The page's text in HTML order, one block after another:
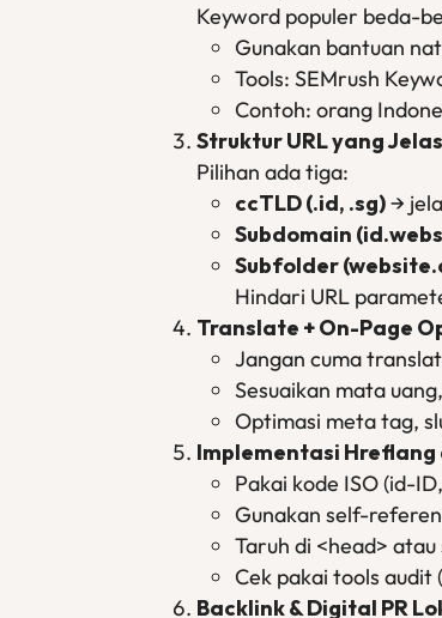
Keyword populer beda-
Gunakan bantuan
Tools: SEMrush
Contoh: orang
Struktur URL yang Jelas
Pilihan ada tiga:
ccTLD (.id, .sg)→
Subdomain
Subfolder
Hindari URL
Translate + On-Page
Jangan cuma
Sesuaikan mata
Optimasi meta tag,
Implementasi Hreflang
Pakai kode ISO (id-
Gunakan self-
Taruh di <head>
Cek pakai tools audit
Backlink & Digital PR